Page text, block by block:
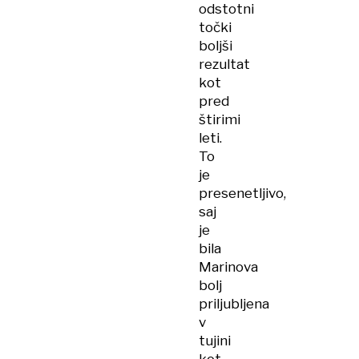
odstotni
točki
boljši
rezultat
kot
pred
štirimi
leti.
To
je
presenetljivo,
saj
je
bila
Marinova
bolj
priljubljena
v
tujini